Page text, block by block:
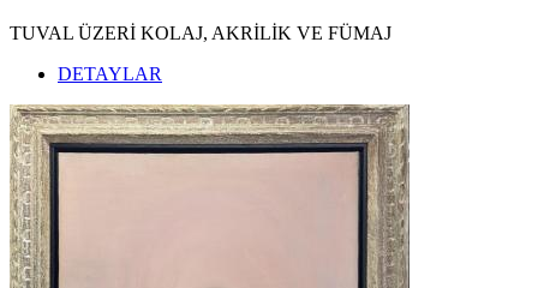
TUVAL ÜZERİ KOLAJ, AKRİLİK VE FÜMAJ
DETAYLAR